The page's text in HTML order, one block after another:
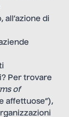
di
Per trovare
of
affettuose”),